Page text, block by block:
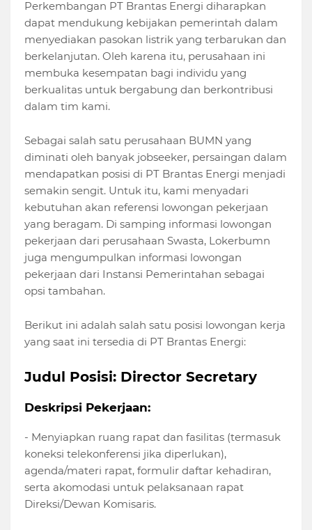
Perkembangan PT Brantas Energi diharapkan
dapat mendukung kebijakan pemerintah dalam
menyediakan pasokan listrik yang terbarukan dan
berkelanjutan. Oleh karena itu, perusahaan ini
membuka kesempatan bagi individu yang
berkualitas untuk bergabung dan berkontribusi
dalam tim kami.
Sebagai salah satu perusahaan BUMN yang
diminati oleh banyak jobseeker, persaingan dalam
mendapatkan posisi di PT Brantas Energi menjadi
semakin sengit. Untuk itu, kami menyadari
kebutuhan akan referensi lowongan pekerjaan
yang beragam. Di samping informasi lowongan
pekerjaan dari perusahaan Swasta, Lokerbumn
juga mengumpulkan informasi lowongan
pekerjaan dari Instansi Pemerintahan sebagai
opsi tambahan.
Berikut ini adalah salah satu posisi lowongan kerja
yang saat ini tersedia di PT Brantas Energi:
Judul Posisi: Director Secretary
Deskripsi Pekerjaan:
- Menyiapkan ruang rapat dan fasilitas (termasuk
koneksi telekonferensi jika diperlukan),
agenda/materi rapat, formulir daftar kehadiran,
serta akomodasi untuk pelaksanaan rapat
Direksi/Dewan Komisaris.